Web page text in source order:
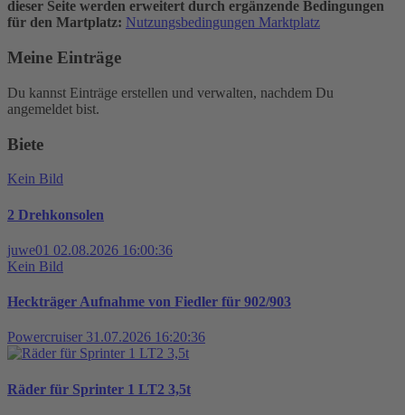
dieser Seite werden erweitert durch ergänzende Bedingungen
für den Martplatz: Nutzungsbedingungen Marktplatz
Meine Einträge
Du kannst Einträge erstellen und verwalten, nachdem Du
angemeldet bist.
Biete
Kein Bild
2 Drehkonsolen
juwe01 02.08.2026 16:00:36
Kein Bild
Heckträger Aufnahme von Fiedler für 902/903
Powercruiser 31.07.2026 16:20:36
Räder für Sprinter 1 LT2 3,5t